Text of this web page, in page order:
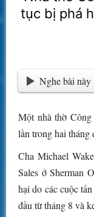
tục bị phá
Nghe bài này
Một nhà thờ
lần trong hai tháng
Cha Michael
Sales ở Sherman
hại do các cuộc
đầu từ tháng 8 và